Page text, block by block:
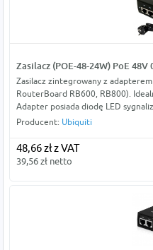
Zasilacz (POE-48-24W) PoE 48V
Zasilacz zintegrowany z
RouterBoard RB600, RB800).
Adapter posiada diodę LED
Producent: Ubiquiti
48,66 zł z VAT
39,56 zł netto